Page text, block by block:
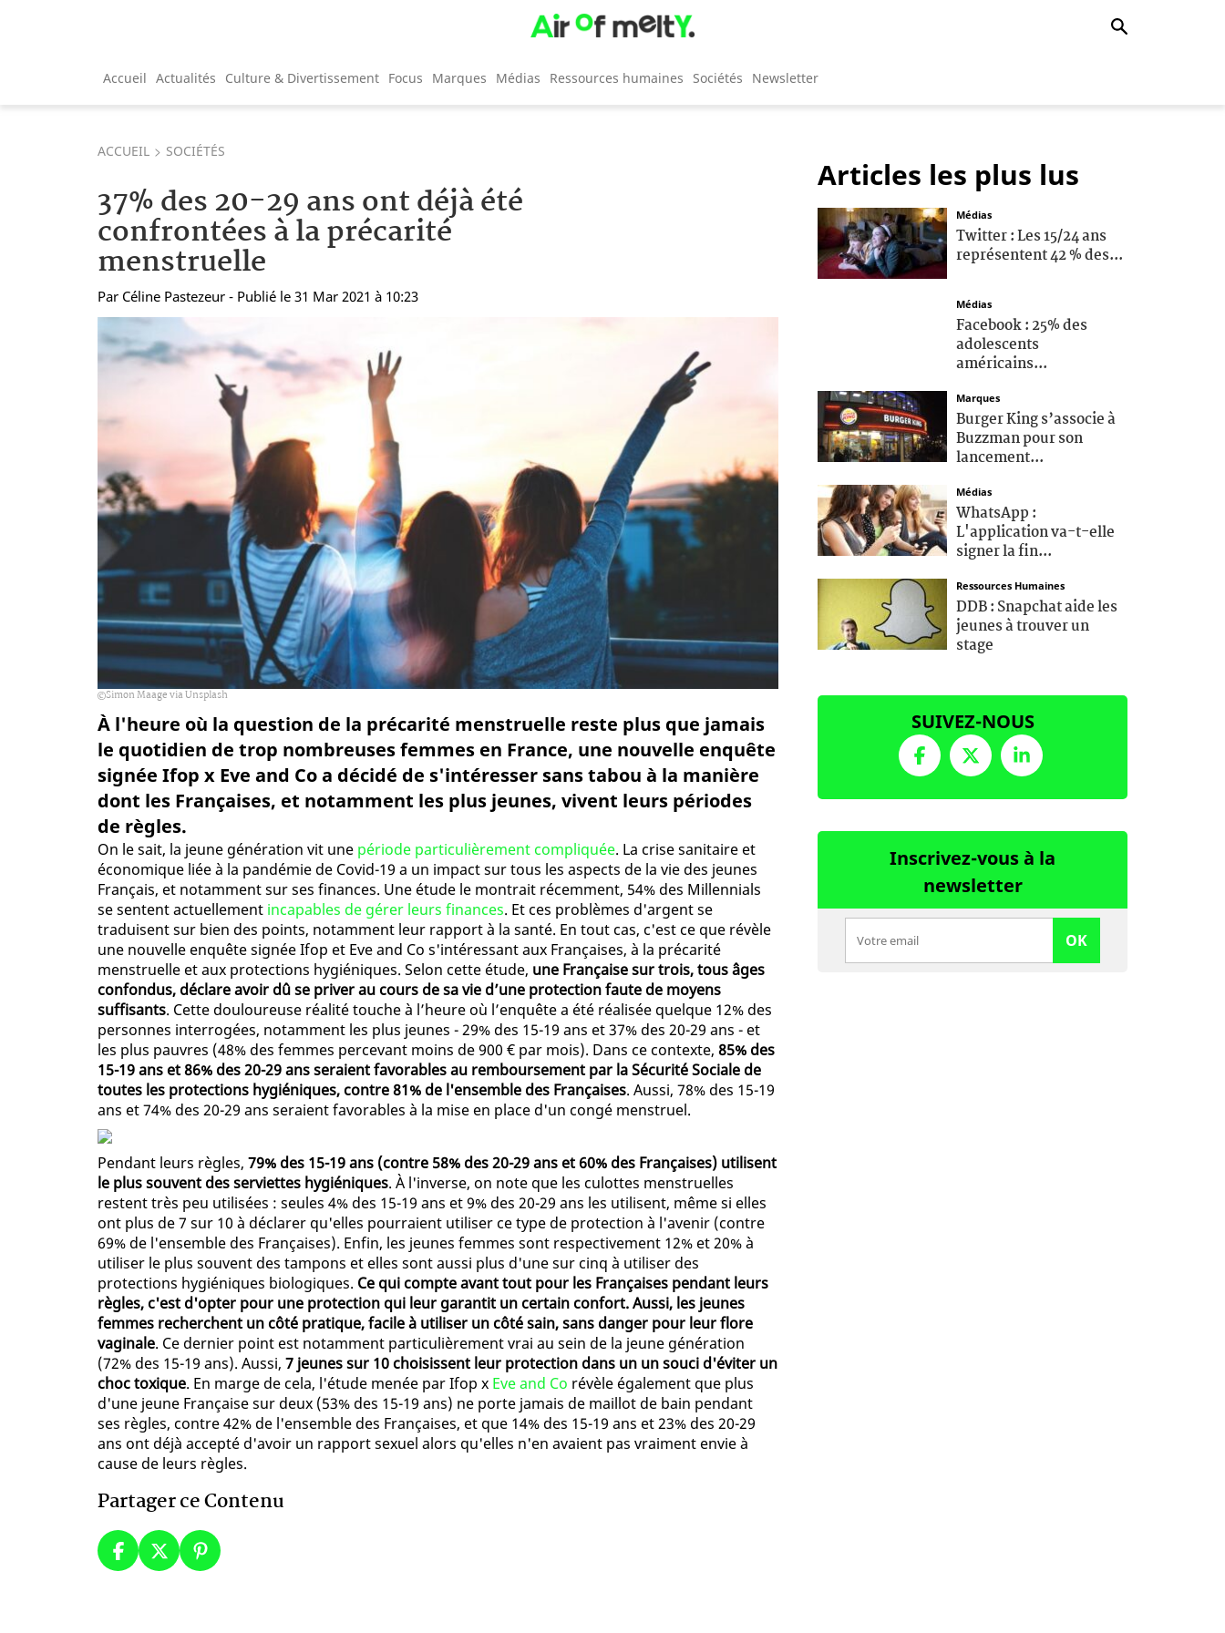
Accueil Actualités Culture & Divertissement Focus Marques Médias Ressources humaines Sociétés Newsletter
ACCUEIL SOCIÉTÉS
37% des 20-29 ans ont déjà été
confrontées à la précarité
menstruelle
Par Céline Pastezeur - Publié le 31 Mar 2021 à 10:23
Simon Maage via Unsplash
À l'heure où la question de la précarité menstruelle reste plus que jamais
le quotidien de trop nombreuses femmes en France, une nouvelle enquête
signée Ifop x Eve and Co a décidé de s'intéresser sans tabou à la manière
dont les Françaises, et notamment les plus jeunes, vivent leurs périodes
de règles.
On le sait, la jeune génération vit une période particulièrement compliquée. La crise sanitaire et
économique liée à la pandémie de Covid-19 a un impact sur tous les aspects de la vie des jeunes
Français, et notamment sur ses finances. Une étude le montrait récemment, 54% des Millennials
se sentent actuellement incapables de gérer leurs finances. Et ces problèmes d'argent se
traduisent sur bien des points, notamment leur rapport à la santé. En tout cas, c'est ce que révèle
une nouvelle enquête signée Ifop et Eve and Co s'intéressant aux Françaises, à la précarité
menstruelle et aux protections hygiéniques. Selon cette étude, une Française sur trois, tous âges
confondus, déclare avoir dû se priver au cours de sa vie d’une protection faute de moyens
suffisants. Cette douloureuse réalité touche à l’heure où l’enquête a été réalisée quelque 12% des
personnes interrogées, notamment les plus jeunes - 29% des 15-19 ans et 37% des 20-29 ans - et
les plus pauvres (48% des femmes percevant moins de 900 € par mois). Dans ce contexte, 85% des
15-19 ans et 86% des 20-29 ans seraient favorables au remboursement par la Sécurité Sociale de
toutes les protections hygiéniques, contre 81% de l'ensemble des Françaises. Aussi, 78% des 15-19
ans et 74% des 20-29 ans seraient favorables à la mise en place d'un congé menstruel.
Pendant leurs règles, 79% des 15-19 ans (contre 58% des 20-29 ans et 60% des Françaises) utilisent
le plus souvent des serviettes hygiéniques. À l'inverse, on note que les culottes menstruelles
restent très peu utilisées : seules 4% des 15-19 ans et 9% des 20-29 ans les utilisent, même si elles
ont plus de 7 sur 10 à déclarer qu'elles pourraient utiliser ce type de protection à l'avenir (contre
69% de l'ensemble des Françaises). Enfin, les jeunes femmes sont respectivement 12% et 20% à
utiliser le plus souvent des tampons et elles sont aussi plus d'une sur cinq à utiliser des
protections hygiéniques biologiques. Ce qui compte avant tout pour les Françaises pendant leurs
règles, c'est d'opter pour une protection qui leur garantit un certain confort. Aussi, les jeunes
femmes recherchent un côté pratique, facile à utiliser un côté sain, sans danger pour leur flore
vaginale. Ce dernier point est notamment particulièrement vrai au sein de la jeune génération
(72% des 15-19 ans). Aussi, 7 jeunes sur 10 choisissent leur protection dans un un souci d'éviter un
choc toxique. En marge de cela, l'étude menée par Ifop x Eve and Co révèle également que plus
d'une jeune Française sur deux (53% des 15-19 ans) ne porte jamais de maillot de bain pendant
ses règles, contre 42% de l'ensemble des Françaises, et que 14% des 15-19 ans et 23% des 20-29
ans ont déjà accepté d'avoir un rapport sexuel alors qu'elles n'en avaient pas vraiment envie à
cause de leurs règles.
Partager ce Contenu
Articles les plus lus
Médias
Twitter : Les 15/24 ans
représentent 42 % des...
Médias
Facebook : 25% des
adolescents
américains...
Marques
Burger King s’associe à
Buzzman pour son
lancement...
Médias
WhatsApp :
L'application va-t-elle
signer la fin...
Ressources Humaines
DDB : Snapchat aide les
jeunes à trouver un
stage
SUIVEZ-NOUS
Inscrivez-vous à la
newsletter
OK